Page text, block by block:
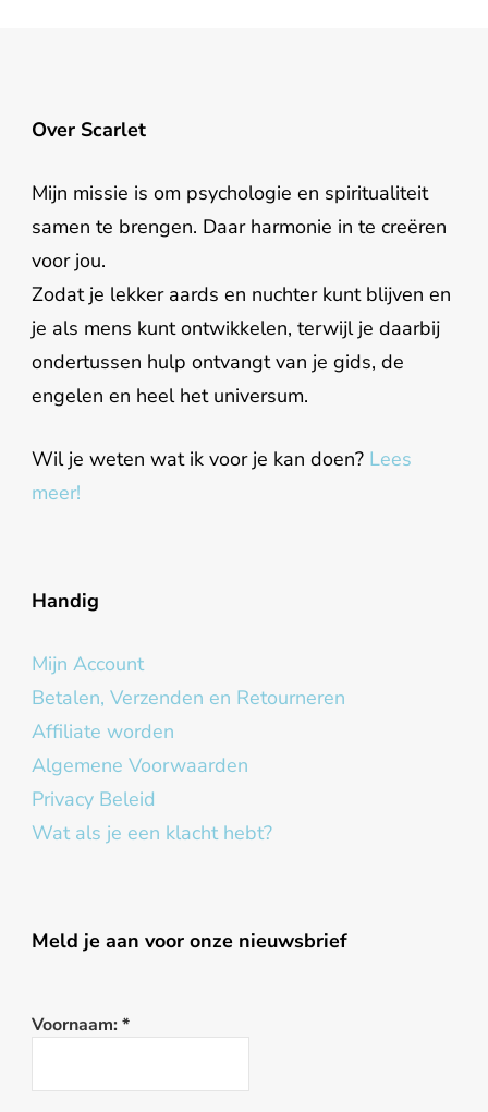
Over Scarlet
Mijn missie is om psychologie en spiritualiteit
samen te brengen. Daar harmonie in te creëren
voor jou.
Zodat je lekker aards en nuchter kunt blijven en
je als mens kunt ontwikkelen, terwijl je daarbij
ondertussen hulp ontvangt van je gids, de
engelen en heel het universum.
Wil je weten wat ik voor je kan doen? Lees
meer!
Handig
Mijn Account
Betalen, Verzenden en Retourneren
Affiliate worden
Algemene Voorwaarden
Privacy Beleid
Wat als je een klacht hebt?
Meld je aan voor onze nieuwsbrief
Voornaam: *